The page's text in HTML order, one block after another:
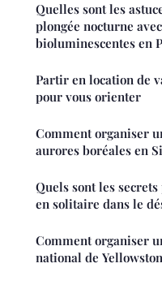
Quelles sont les
plongée nocturne
bioluminescentes en
Partir en location de
pour vous orienter
Comment organiser
aurores boréales en
Quels sont les
en solitaire dans le
Comment organiser
national de